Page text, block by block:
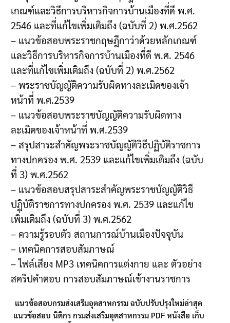
เกณฑ์และวิธีการบริหารกิจการบ้านเมืองที่ดี พ.ศ.
2546 และที่แก้ไขเพิ่มเติมถึง (ฉบับที่ 2) พ.ศ.2562
– แนวข้อสอบพระราชกฤษฎีกาว่าด้วยหลักเกณฑ์
และวิธีการบริหารกิจการบ้านเมืองที่ดี พ.ศ. 2546
และที่แก้ไขเพิ่มเติมถึง (ฉบับที่ 2) พ.ศ.2562
– พระราชบัญญัติความรับผิดทางละเมิดของเจ้า
หน้าที่ พ.ศ.2539
– แนวข้อสอบพระราชบัญญัติความรับผิดทาง
ละเมิดของเจ้าหน้าที่ พ.ศ.2539
– สรุปสาระสำคัญพระราชบัญญัติวิธีปฏิบัติราชการ
ทางปกครอง พ.ศ. 2539 และแก้ไขเพิ่มเติมถึง (ฉบับ
ที่ 3) พ.ศ.2562
– แนวข้อสอบสรุปสาระสำคัญพระราชบัญญัติวิธี
ปฏิบัติราชการทางปกครอง พ.ศ. 2539 และแก้ไข
เพิ่มเติมถึง (ฉบับที่ 3) พ.ศ.2562
– ความรู้รอบตัว สถานการณ์บ้านเมืองปัจจุบัน
– เทคนิคการสอบสัมภาษณ์
– ไฟล์เสียง MP3 เทคนิคการแต่งกาย และ ตัวอย่าง
สคริปคำตอบ การสอบสัมภาษณ์เข้างานราชการ
แนวข้อสอบกรมส่งเสริมอุตสาหกรรม ฉบับปรับปรุงใหม่ล่าสุด
แนวข้อสอบ นิติกร กรมส่งเสริมอุตสาหกรรม PDF หนังสือ เก็บ